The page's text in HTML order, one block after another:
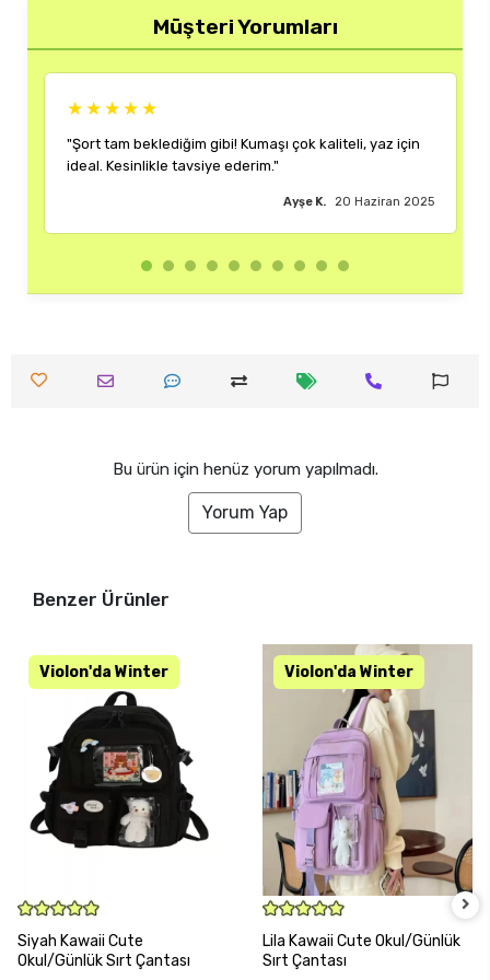
Müşteri Yorumları
tam beklediğim gibi! Kumaşı çok kaliteli, yaz için
Kesinlikle tavsiye ederim."
20 Haziran 2025
"Rengi ve
Bu ürün için henüz yorum yapılmadı.
Yorum Yap
Benzer Ürünler
Siyah Kawaii Cute
Okul/Günlük Sırt Çantası
Lila Kawaii Cute Okul/Günlük
Sırt Çantası